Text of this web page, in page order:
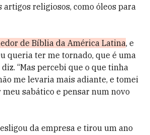
religiosos, como óleos para
de Bíblia da América Latina, e
queria ter me tornado, que é uma
diz. “Mas percebi que o que tinha
me levaria mais adiante, e tomei
meu sabático e pensar num novo
da empresa e tirou um ano